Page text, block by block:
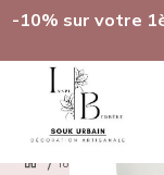
-10% sur votre
/ Tous nos produits /